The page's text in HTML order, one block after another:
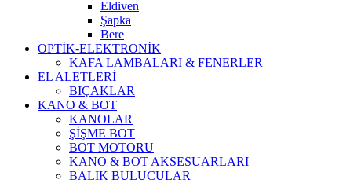
Eldiven
Şapka
Bere
OPTİK-ELEKTRONİK
KAFA LAMBALARI & FENERLER
EL ALETLERİ
BIÇAKLAR
KANO & BOT
KANOLAR
ŞİŞME BOT
BOT MOTORU
KANO & BOT AKSESUARLARI
BALIK BULUCULAR